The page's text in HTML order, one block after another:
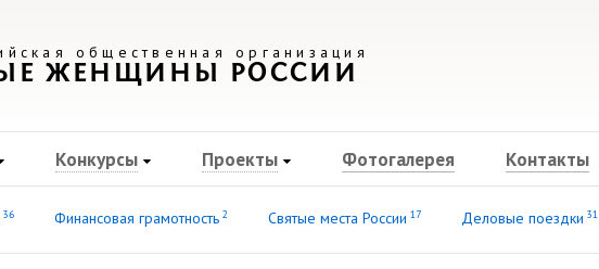
общественная организация
ЖЕНЩИНЫ РОССИИ
Конкурсы Проекты Фотогалерея Контакты
36 Финансовая грамотность 2 Святые места России 17 Деловые поездки 31